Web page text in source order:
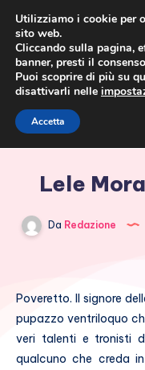
Lele
Da Redazione
Poveretto. Il signore
pupazzo ventriloquo
veri talenti e tronisti
qualcuno che creda
Utilizziamo i cookie per
sito web.
Cliccando sulla pagina,
banner, presti il
Puoi scoprire di più su
disattivarli nelle
Accetta